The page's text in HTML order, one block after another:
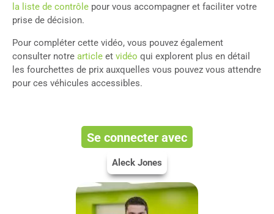
la liste de contrôle pour vous accompagner et faciliter votre
prise de décision.
Pour compléter cette vidéo, vous pouvez également
consulter notre article et vidéo qui explorent plus en détail
les fourchettes de prix auxquelles vous pouvez vous attendre
pour ces véhicules accessibles.
Se connecter avec
Aleck Jones